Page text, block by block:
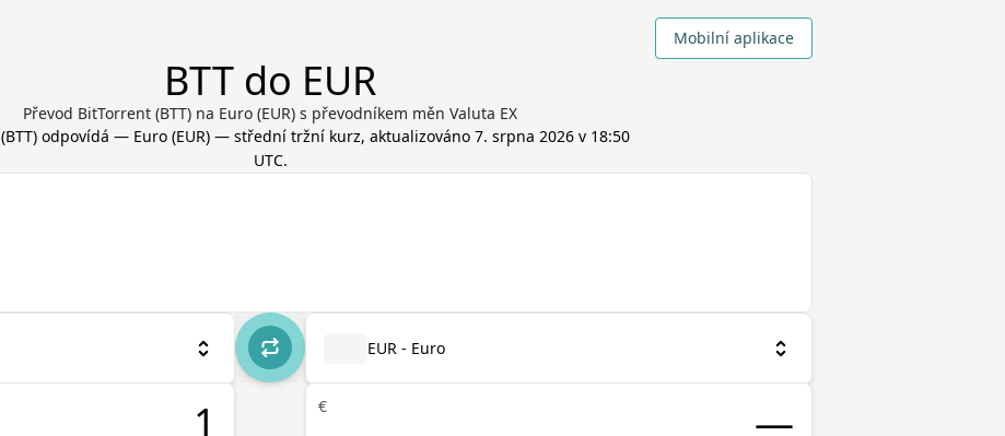
Mobilní aplikace
BTT do EUR
Převod BitTorrent (BTT) na Euro (EUR) s převodníkem měn Valuta EX
(BTT) odpovídá — Euro (EUR) — střední tržní kurz, aktualizováno 7. srpna 2026 v 18:50
UTC.
EUR - Euro
€